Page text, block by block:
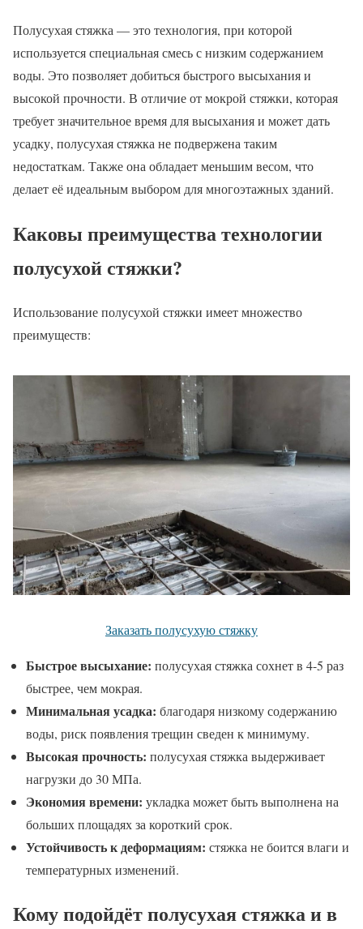
Полусухая стяжка — это технология, при которой
используется специальная смесь с низким содержанием
воды. Это позволяет добиться быстрого высыхания и
высокой прочности. В отличие от мокрой стяжки, которая
требует значительное время для высыхания и может дать
усадку, полусухая стяжка не подвержена таким
недостаткам. Также она обладает меньшим весом, что
делает её идеальным выбором для многоэтажных зданий.
Каковы преимущества технологии
полусухой стяжки?
Использование полусухой стяжки имеет множество
преимуществ:
Заказать полусухую стяжку
Быстрое высыхание: полусухая стяжка сохнет в 4-5 раз
быстрее, чем мокрая.
Минимальная усадка: благодаря низкому содержанию
воды, риск появления трещин сведен к минимуму.
Высокая прочность: полусухая стяжка выдерживает
нагрузки до 30 МПа.
Экономия времени: укладка может быть выполнена на
больших площадях за короткий срок.
Устойчивость к деформациям: стяжка не боится влаги и
температурных изменений.
Кому подойдёт полусухая стяжка и в